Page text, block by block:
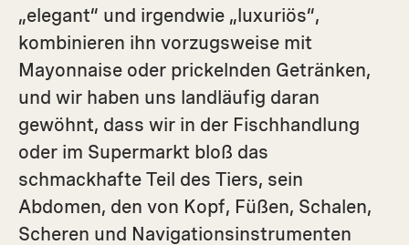
„elegant“ und irgendwie „luxuriös“,
kombinieren ihn vorzugsweise mit
Mayonnaise oder prickelnden Getränken,
und wir haben uns landläufig daran
gewöhnt, dass wir in der Fischhandlung
oder im Supermarkt bloß das
schmackhafte Teil des Tiers, sein
Abdomen, den von Kopf, Füßen, Schalen,
Scheren und Navigationsinstrumenten